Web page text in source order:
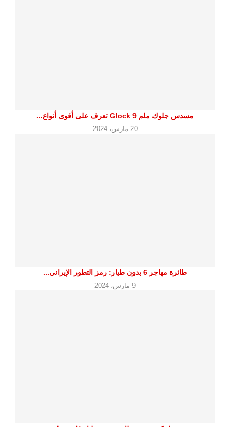
مسدس جلوك ملم 9 Glock تعرف على أقوى أنواع...
20 مارس، 2024
طائرة مهاجر 6 بدون طيار: رمز التطور الإيراني...
9 مارس، 2024